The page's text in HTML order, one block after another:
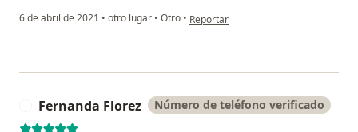
6 de abril de 2021 • otro lugar • Otro • en opinión del usuario Vanessa
Reportar
Fernanda Florez Número de teléfono verificado